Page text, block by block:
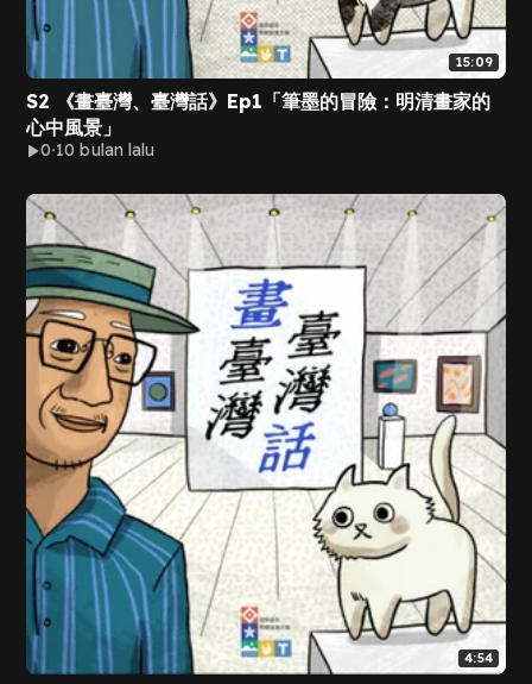
15:09
S2 《畫臺灣、臺灣話》Ep1「筆墨的冒險：明清畫家的
心中風景」
0 10 bulan lalu
4:54